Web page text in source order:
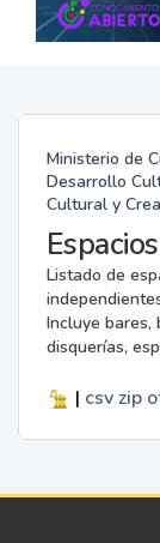
Ministerio de
Desarrollo
Cultural y
Listado de
Incluye bares,
disquerías,
| csv zip